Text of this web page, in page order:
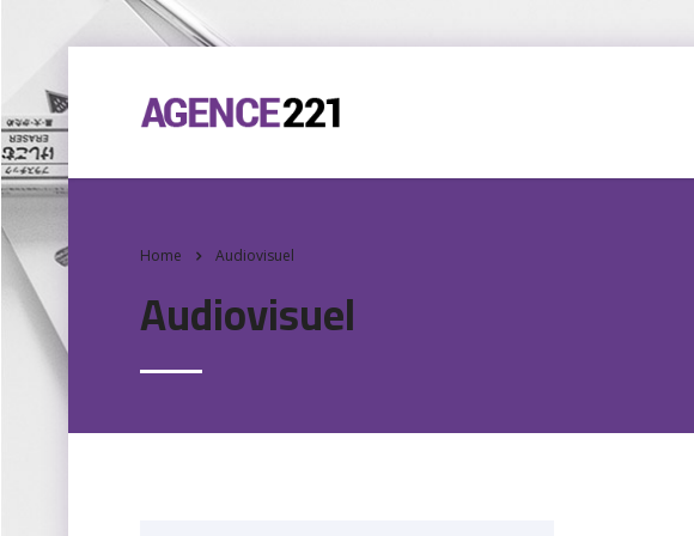
Home Audiovisuel
Audiovisuel